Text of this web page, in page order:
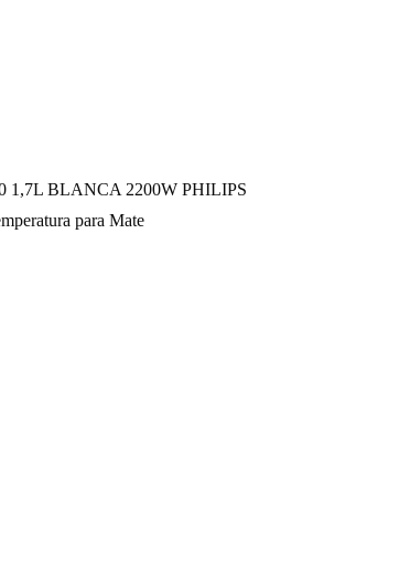
1,7L BLANCA 2200W PHILIPS
para Mate